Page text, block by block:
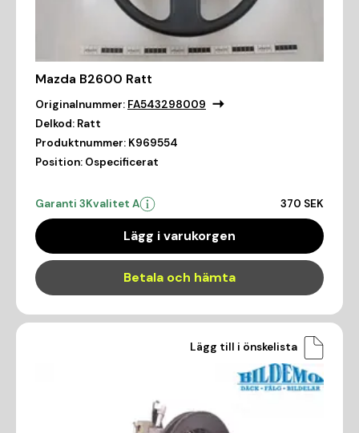
Mazda B2600 Ratt
Originalnummer: FA543298009
Delkod: Ratt
Produktnummer: K969554
Position: Ospecificerat
Garanti 3Kvalitet A 370 SEK
Lägg i varukorgen
Betala och hämta
Lägg till i önskelista